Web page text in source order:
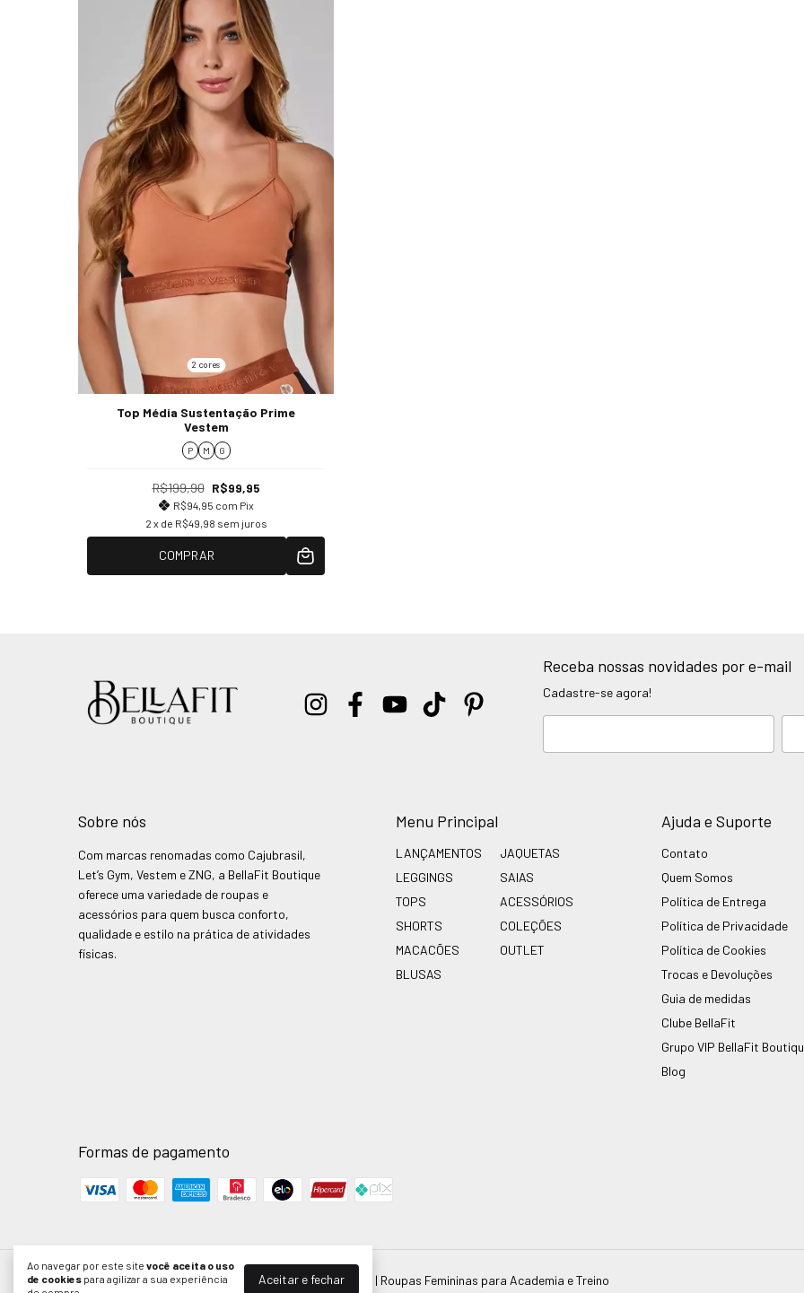
Ao navegar por este site você aceita o uso
de cookies para agilizar a sua experiência
Aceitar e fechar
2 cores
Top Média Sustentação Prime
Vestem
P M G
R$199,90 R$99,95
R$94,95 com Pix
2 x de R$49,98 sem juros
COMPRAR
Receba nossas novidades por e-mail
Cadastre-se agora!
Sobre nós
Com marcas renomadas como Cajubrasil,
Let’s Gym, Vestem e ZNG, a BellaFit Boutique
oferece uma variedade de roupas e
acessórios para quem busca conforto,
qualidade e estilo na prática de atividades
físicas.
Menu Principal
LANÇAMENTOS
LEGGINGS
TOPS
SHORTS
MACACÕES
BLUSAS
JAQUETAS
SAIAS
ACESSÓRIOS
COLEÇÕES
OUTLET
Ajuda e Suporte
Contato
Quem Somos
Política de Entrega
Política de Privacidade
Política de Cookies
Trocas e Devoluções
Guia de medidas
Clube BellaFit
Grupo VIP BellaFit
Blog
Formas de pagamento
Legging Fusô Bicolor Prime Vestem- BellaFit Boutique | Roupas Femininas para Academia e Treino